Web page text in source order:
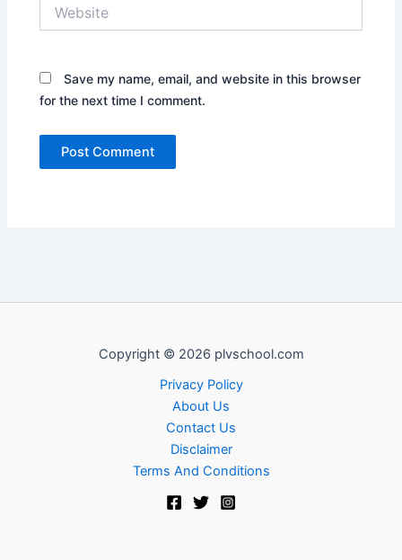
Save my name, email, and website in this browser
for the next time I comment.
Copyright © 2026 plvschool.com
Privacy Policy
About Us
Contact Us
Disclaimer
Terms And Conditions